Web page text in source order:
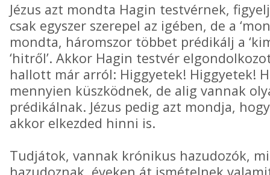
Jézus azt mondta Hagin testvérnek,
csak egyszer szerepel az igében, de a
mondta, háromszor többet prédikálj a
‘hitről’. Akkor Hagin testvér
hallott már arról: Higgyetek! Higgyetek!
mennyien küszködnek, de alig vannak
prédikálnak. Jézus pedig azt mondja,
akkor elkezded hinni is.
Tudjátok, vannak krónikus hazudozók,